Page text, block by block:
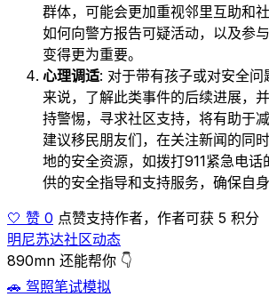
群体，可能会更加重视邻里互助和
如何向警方报告可疑活动，以及参
变得更为重要。
心理调适: 对于带有孩子或对安全
来说，了解此类事件的后续进展，
持警惕，寻求社区支持，将有助于
建议移民朋友们，在关注新闻的同
地的安全资源，如拨打911紧急电话
供的安全指导和支持服务，确保自身
🤍 赞 0 点赞支持作者，作者可获 5 积分
明尼苏达社区动态
890mn 还能帮你 👇
🚗 驾照笔试模拟